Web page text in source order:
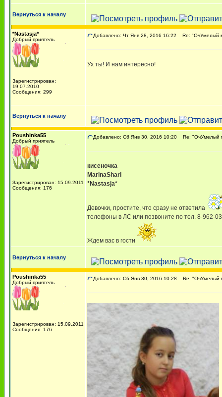
Вернуться к началу
*Nastasja*
Добрый приятель
Зарегистрирован:
19.07.2010
Сообщения: 299
Добавлено: Чт Янв 28, 2016 16:22 Re: "ОчУмелый
Ух ты! И нам интересно!
Вернуться к началу
Poushinka55
Добрый приятель
Зарегистрирован: 15.09.2011
Сообщения: 176
Добавлено: Сб Янв 30, 2016 10:20 Re: "ОчУмелый
кисеночка
MarinaShari
*Nastasja*
Девочки, простите, что сразу не ответила
телефоны в ЛС или позвоните по тел. 8-962-
Ждем вас в гости
Вернуться к началу
Poushinka55
Добрый приятель
Зарегистрирован: 15.09.2011
Сообщения: 176
Добавлено: Сб Янв 30, 2016 10:28 Re: "ОчУмелый